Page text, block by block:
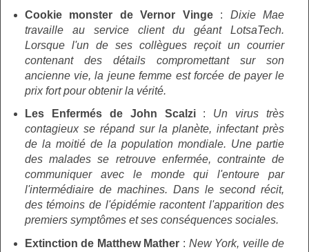
Cookie monster de Vernor Vinge: Dixie Mae
travaille au service client du géant LotsaTech.
Lorsque l'un de ses collègues reçoit un courrier
contenant des détails compromettant sur son
ancienne vie, la jeune femme est forcée de payer le
prix fort pour obtenir la vérité.
Les Enfermés de John Scalzi : Un virus très
contagieux se répand sur la planète, infectant près
de la moitié de la population mondiale. Une partie
des malades se retrouve enfermée, contrainte de
communiquer avec le monde qui l'entoure par
l'intermédiaire de machines. Dans le second récit,
des témoins de l'épidémie racontent l'apparition des
premiers symptômes et ses conséquences sociales.
Extinction de Matthew Mather : New York, veille de